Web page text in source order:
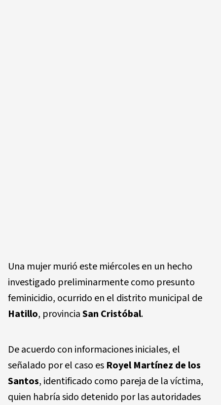
Una mujer murió este miércoles en un hecho
investigado preliminarmente como presunto
feminicidio, ocurrido en el distrito municipal de
Hatillo, provinciaSan Cristóbal.
De acuerdo con informaciones iniciales, el
señalado por el caso es Royel Martínez de los
Santos, identificado como pareja de la víctima,
quien habría sido detenido por las autoridades